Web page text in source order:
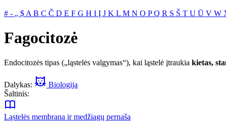
# ‐ „ $ A B C Č D E F G H I Į J K L M N O PQ R S Š T U Ū V W
Fagocitozė
Endocitozės tipas („ląstelės valgymas“), kai ląstelė įtraukia kietas,
Dalykas:
Biologija
Šaltinis:
Ląstelės membrana ir medžiagų pernaša